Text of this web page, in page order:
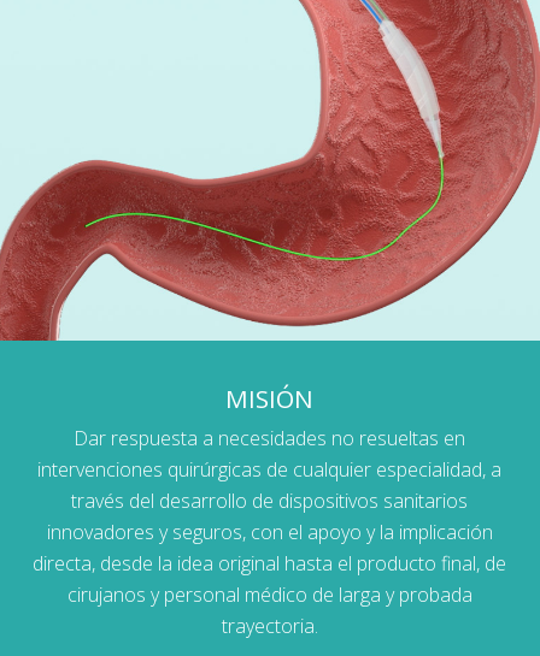
MISIÓN
Dar respuesta a necesidades no resueltas en
intervenciones quirúrgicas de cualquier especialidad, a
través del desarrollo de dispositivos sanitarios
innovadores y seguros, con el apoyo y la implicación
directa, desde la idea original hasta el producto final, de
cirujanos y personal médico de larga y probada
trayectoria.